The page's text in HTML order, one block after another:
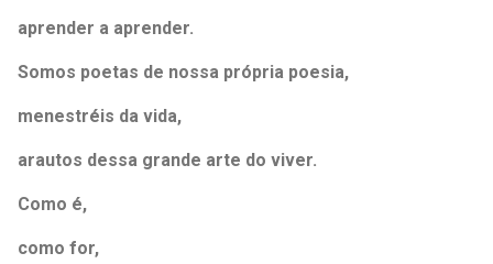
aprender a aprender.
Somos poetas de nossa própria poesia,
menestréis da vida,
arautos dessa grande arte do viver.
Como é,
como for,